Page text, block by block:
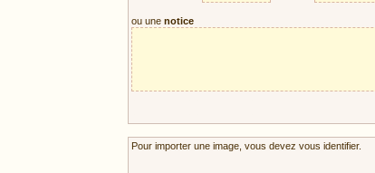
ou une notice
Pour importer une image, vous devez vous identifier.